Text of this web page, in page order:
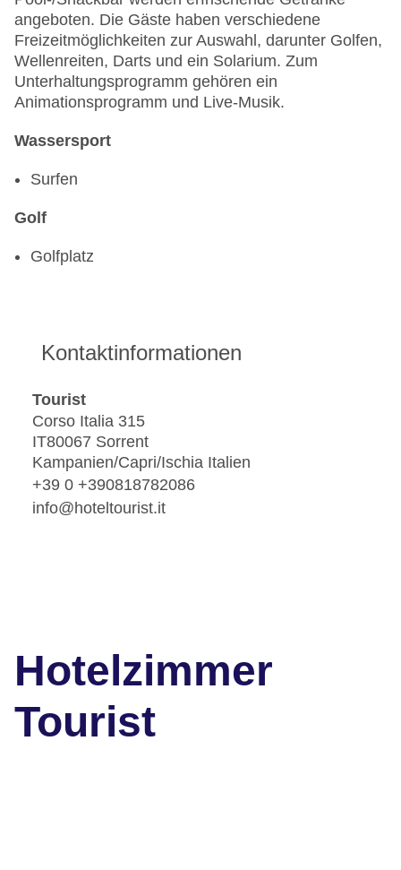
angeboten. Die Gäste haben verschiedene
Freizeitmöglichkeiten zur Auswahl, darunter Golfen,
Wellenreiten, Darts und ein Solarium. Zum
Unterhaltungsprogramm gehören ein
Animationsprogramm und Live-Musik.
Wassersport
Surfen
Golf
Golfplatz
Kontaktinformationen
Tourist
Corso Italia 315
IT80067 Sorrent
Kampanien/Capri/Ischia Italien
+39 0 +390818782086
info@hoteltourist.it
Hotelzimmer
Tourist